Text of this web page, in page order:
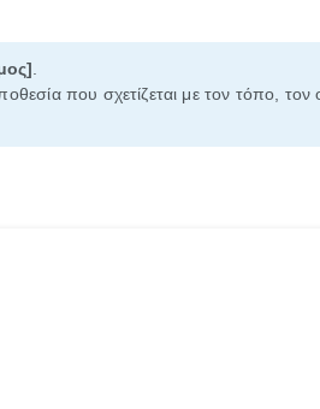
που σχετίζεται με τον τόπο, τον